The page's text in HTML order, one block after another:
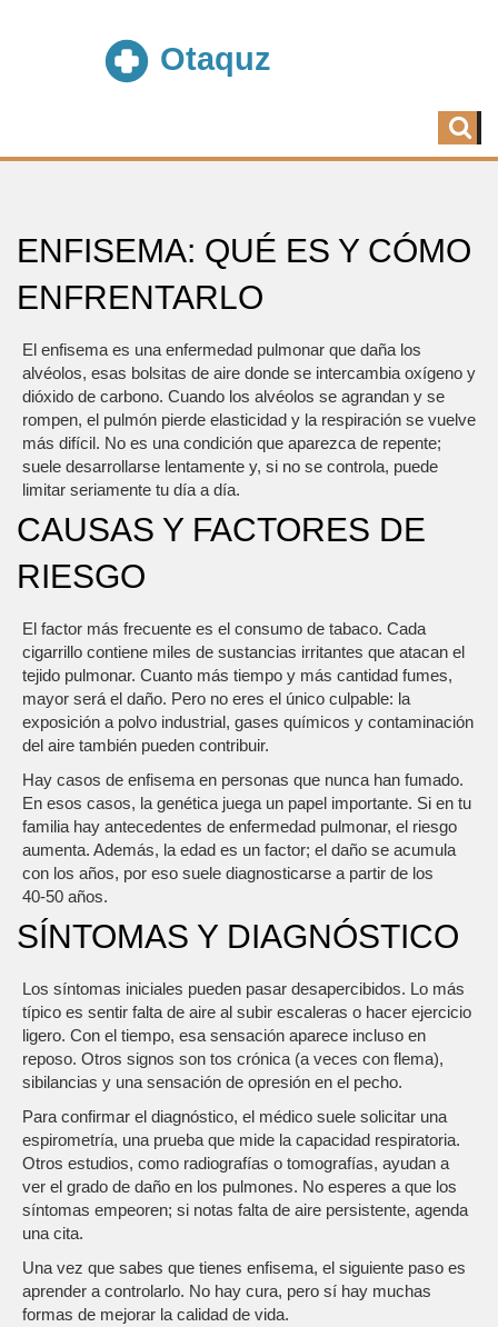
ENFISEMA: QUÉ ES Y CÓMO
ENFRENTARLO
El enfisema es una enfermedad pulmonar que daña los
alvéolos, esas bolsitas de aire donde se intercambia oxígeno y
dióxido de carbono. Cuando los alvéolos se agrandan y se
rompen, el pulmón pierde elasticidad y la respiración se vuelve
más difícil. No es una condición que aparezca de repente;
suele desarrollarse lentamente y, si no se controla, puede
limitar seriamente tu día a día.
CAUSAS Y FACTORES DE
RIESGO
El factor más frecuente es el consumo de tabaco. Cada
cigarrillo contiene miles de sustancias irritantes que atacan el
tejido pulmonar. Cuanto más tiempo y más cantidad fumes,
mayor será el daño. Pero no eres el único culpable: la
exposición a polvo industrial, gases químicos y contaminación
del aire también pueden contribuir.
Hay casos de enfisema en personas que nunca han fumado.
En esos casos, la genética juega un papel importante. Si en tu
familia hay antecedentes de enfermedad pulmonar, el riesgo
aumenta. Además, la edad es un factor; el daño se acumula
con los años, por eso suele diagnosticarse a partir de los
40‑50 años.
SÍNTOMAS Y DIAGNÓSTICO
Los síntomas iniciales pueden pasar desapercibidos. Lo más
típico es sentir falta de aire al subir escaleras o hacer ejercicio
ligero. Con el tiempo, esa sensación aparece incluso en
reposo. Otros signos son tos crónica (a veces con flema),
sibilancias y una sensación de opresión en el pecho.
Para confirmar el diagnóstico, el médico suele solicitar una
espirometría, una prueba que mide la capacidad respiratoria.
Otros estudios, como radiografías o tomografías, ayudan a
ver el grado de daño en los pulmones. No esperes a que los
síntomas empeoren; si notas falta de aire persistente, agenda
una cita.
Una vez que sabes que tienes enfisema, el siguiente paso es
aprender a controlarlo. No hay cura, pero sí hay muchas
formas de mejorar la calidad de vida.